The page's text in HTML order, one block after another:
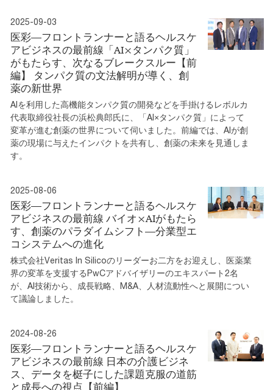
2025-09-03
医彩―フロントランナーと語るヘルスケ
アビジネスの最前線「AI×タンパク質」
がもたらす、次なるブレークスルー【前
編】 タンパク質の文法解明が導く、創
薬の新世界
AIを利用した高機能タンパク質の開発などを手掛けるレボルカ
代表取締役社長の浜松典郎氏に、「AI×タンパク質」によって
変革が進む創薬の世界について伺いました。前編では、AIが創
薬の現場に与えたインパクトを共有し、創薬の未来を見通しま
す。
2025-08-06
医彩―フロントランナーと語るヘルスケ
アビジネスの最前線 バイオ×AIがもたら
す、創薬のパラダイムシフト—分業型エ
コシステムへの進化
株式会社Veritas In Silicoのリーダーお二方をお迎えし、医薬業
界の変革を支援するPwCアドバイザリーのエキスパート2名
が、AI技術から、成長戦略、M&A、人材流動性へと展開につい
て議論しました。
2024-08-26
医彩―フロントランナーと語るヘルスケ
アビジネスの最前線 日本の介護ビジネ
ス、データを梃子にした課題克服の道筋
と成長への視点【前編】